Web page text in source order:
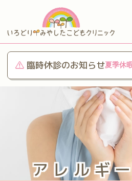
臨時休診のお知らせ夏季休
アレルギ